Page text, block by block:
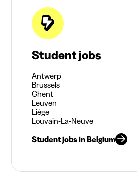
Student jobs
Antwerp
Brussels
Ghent
Leuven
Liège
Louvain-La-Neuve
Student jobs in Belgium